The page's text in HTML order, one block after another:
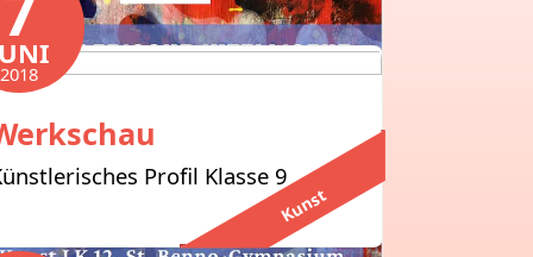
2018
Profil Klasse 9
Kunst